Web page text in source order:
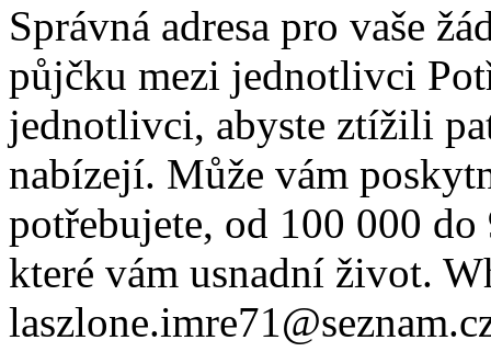
Správná adresa pro vaše
půjčku mezi jednotlivci
jednotlivci, abyste ztížili
nabízejí. Může vám
potřebujete, od 100 000
které vám usnadní život.